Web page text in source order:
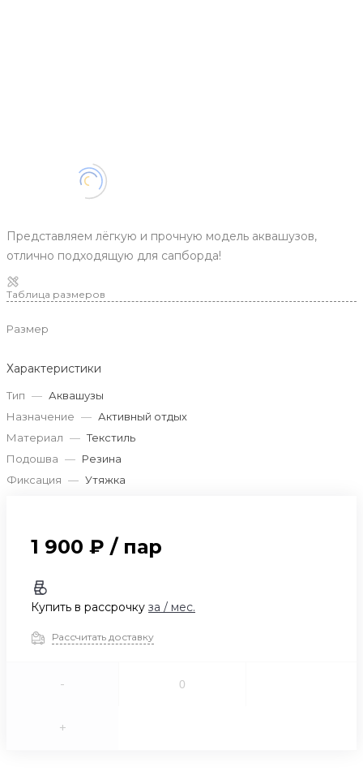
Представляем лёгкую и прочную модель аквашузов,
отлично подходящую для сапборда!
Таблица размеров
Размер
Характеристики
Тип — Аквашузы
Назначение — Активный отдых
Материал — Текстиль
Подошва — Резина
Фиксация — Утяжка
1 900 ₽ / пар
Купить в рассрочку за / мес.
Рассчитать доставку
-
+